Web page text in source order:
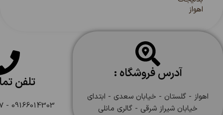
اهواز
آدرس فروشگاه :
اهواز - گلستان - خیابان سعدی - ابتدای
خیابان شیراز شرقی - گالری مانلی
تلفن
09166014303 - 09166108747